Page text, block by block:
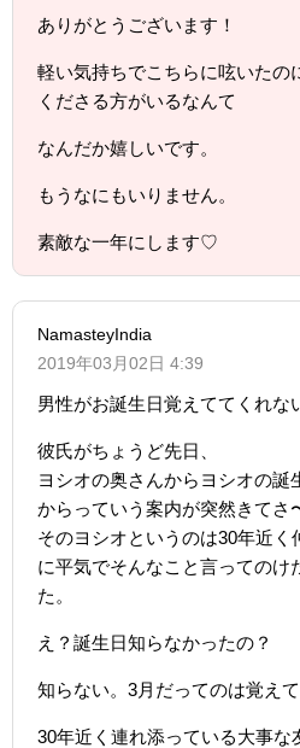
ありがとうございます！
軽い気持ちでこちらに呟いたの
くださる方がいるなんて
なんだか嬉しいです。
もうなにもいりません。
素敵な一年にします♡
NamasteyIndia
2019年03月02日 4:39
男性がお誕生日覚えててくれな
彼氏がちょうど先日、
ヨシオの奥さんからヨシオの誕
からっていう案内が突然きてさ
そのヨシオというのは30年近
に平気でそんなこと言ってのけ
た。
え？誕生日知らなかったの？
知らない。3月だってのは覚えて
30年近く連れ添っている大事な